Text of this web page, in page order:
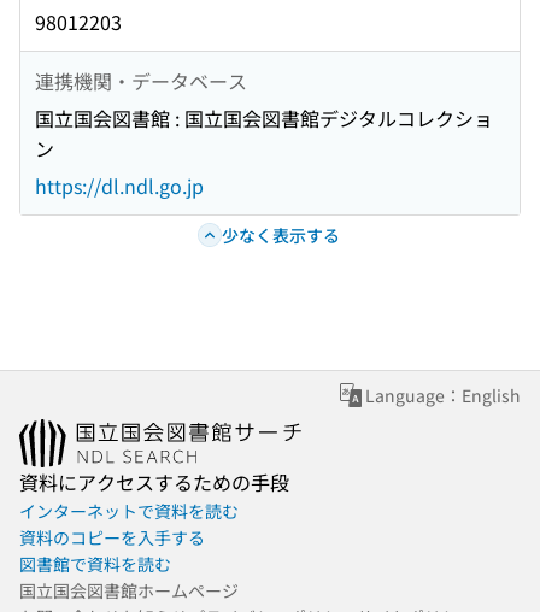
98012203
連携機関・データベース
国立国会図書館 : 国立国会図書館デジタルコレクショ
ン
https://dl.ndl.go.jp
少なく表示する
Language：English
資料にアクセスするための手段
インターネットで資料を読む
資料のコピーを入手する
図書館で資料を読む
国立国会図書館ホームページ